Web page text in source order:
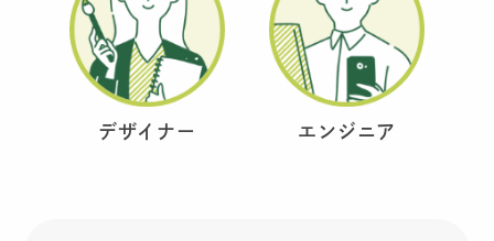
デザイナー エンジニア